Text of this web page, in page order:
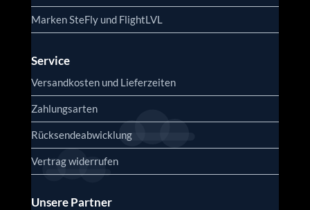
Marken SteFly und FlightLVL
Service
Versandkosten und Lieferzeiten
Zahlungsarten
Rücksendeabwicklung
Vertrag widerrufen
Unsere Partner